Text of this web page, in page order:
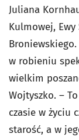
Juliana
Kulmowej, Ewy
w robieniu
wielkim
Wojtyszko. –
czasie w życiu
starość, a w